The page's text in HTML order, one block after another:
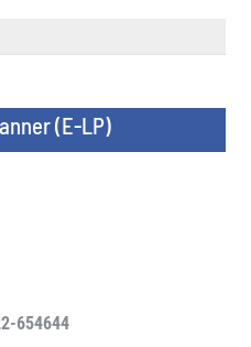
(E-LP)
654644